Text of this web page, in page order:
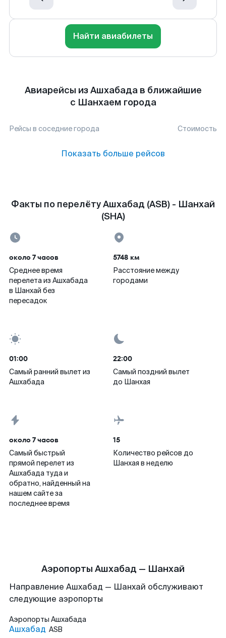
Найти авиабилеты
Авиарейсы из Ашхабада в ближайшие
с Шанхаем города
Рейсы в соседние города Стоимость
Показать больше рейсов
Факты по перелёту Ашхабад (ASB) - Шанхай
(SHA)
около 7 часов
Среднее время
перелета из Ашхабада
в Шанхай без
пересадок
5748 км
Расстояние между
городами
01:00
Самый ранний вылет из
Ашхабада
22:00
Самый поздний вылет
до Шанхая
около 7 часов
Самый быстрый
прямой перелет из
Ашхабада туда и
обратно, найденный на
нашем сайте за
последнее время
15
Количество рейсов до
Шанхая в неделю
Аэропорты Ашхабад — Шанхай
Направление Ашхабад — Шанхай обслуживают
следующие аэропорты
Аэропорты Ашхабада
Ашхабад ASB